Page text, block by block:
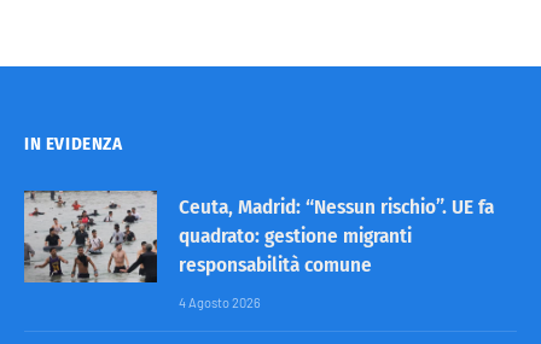
IN EVIDENZA
Ceuta, Madrid: “Nessun rischio”. UE fa
quadrato: gestione migranti
responsabilità comune
4 Agosto 2026